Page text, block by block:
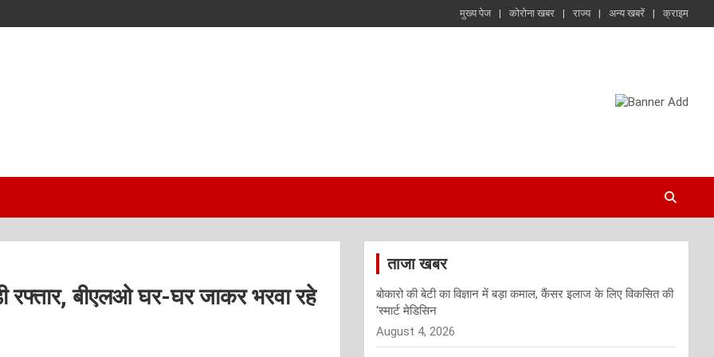
मुख्य पेज कोरोना खबर राज्य अन्य खबरें क्राइम
बीएलओ घर-घर जाकर भरवा रहे
ताजा खबर
बोकारो की बेटी का विज्ञान में बड़ा कमाल, कैंसर इलाज के लिए विकसित की
‘स्मार्ट मेडिसिन
August 4, 2026